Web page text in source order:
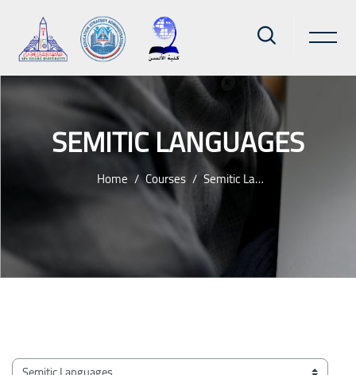
SEMITIC LANGUAGES
Home Courses Semitic Languages
Blocks